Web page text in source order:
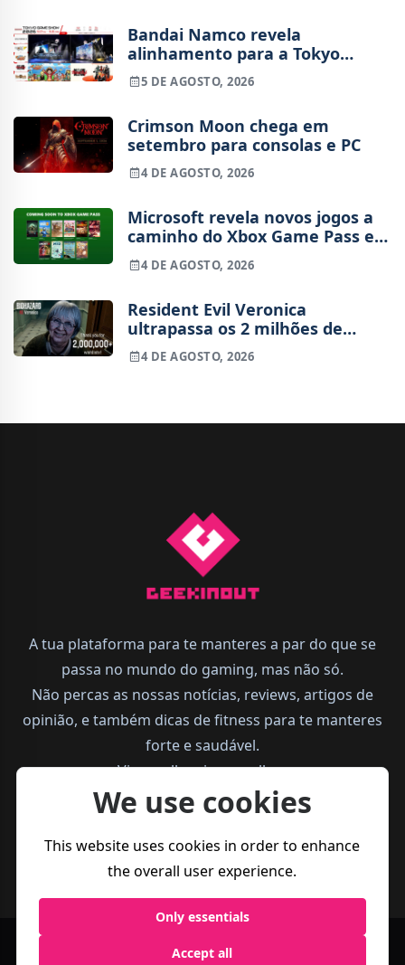
Bandai Namco revela
alinhamento para a Tokyo
Game Show 2026
5 DE AGOSTO, 2026
Crimson Moon chega em
setembro para consolas e PC
4 DE AGOSTO, 2026
Microsoft revela novos jogos a
caminho do Xbox Game Pass em
agosto
4 DE AGOSTO, 2026
Resident Evil Veronica
ultrapassa os 2 milhões de
wishlists
4 DE AGOSTO, 2026
A tua plataforma para te manteres a par do que se
passa no mundo do gaming, mas não só.
Não percas as nossas notícias, reviews, artigos de
opinião, e também dicas de fitness para te manteres
forte e saudável.
Vive melhor, joga melhor.
Política de
We use cookies
This website uses cookies in order to enhance
the overall user experience.
Only essentials
Accept all